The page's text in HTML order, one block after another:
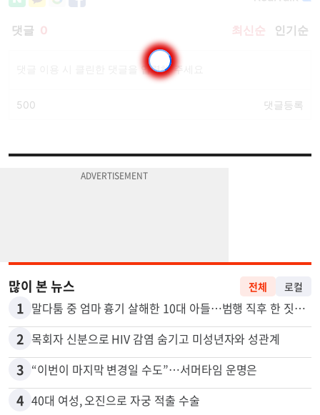
많이 본 뉴스 전체 로컬
1 말다툼 중 엄마 흉기 살해한 10대 아들…범행 직후 한 짓 충격
2 목회자 신분으로 HIV 감염 숨기고 미성년자와 성관계
3 “이번이 마지막 변경일 수도”…서머타임 운명은
4 40대 여성, 오진으로 자궁 적출 수술